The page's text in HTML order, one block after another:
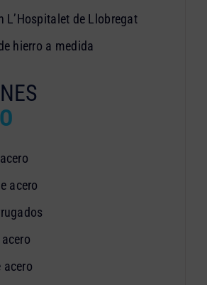
L’Hospitalet de Llobregat
hierro a medida
acero
acero